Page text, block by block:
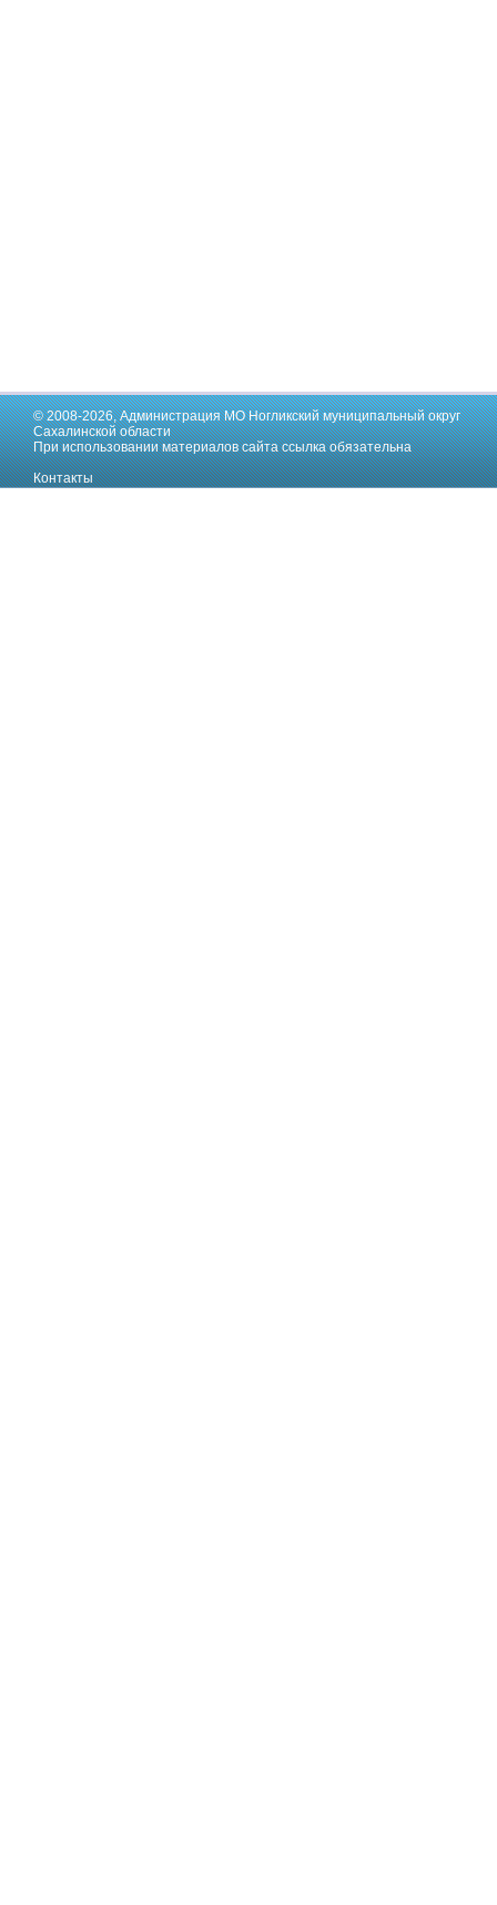
© 2008-2026,Администрация МО Ногликский муниципальный округ
Сахалинской области
При использовании материалов сайта ссылка обязательна
Контакты